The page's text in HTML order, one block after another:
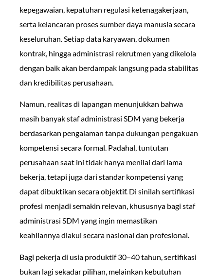
kepegawaian, kepatuhan regulasi ketenagakerjaan,
serta kelancaran proses sumber daya manusia secara
keseluruhan. Setiap data karyawan, dokumen
kontrak, hingga administrasi rekrutmen yang dikelola
dengan baik akan berdampak langsung pada stabilitas
dan kredibilitas perusahaan.
Namun, realitas di lapangan menunjukkan bahwa
masih banyak staf administrasi SDM yang bekerja
berdasarkan pengalaman tanpa dukungan pengakuan
kompetensi secara formal. Padahal, tuntutan
perusahaan saat ini tidak hanya menilai dari lama
bekerja, tetapi juga dari standar kompetensi yang
dapat dibuktikan secara objektif. Di sinilah sertifikasi
profesi menjadi semakin relevan, khususnya bagi staf
administrasi SDM yang ingin memastikan
keahliannya diakui secara nasional dan profesional.
Bagi pekerja di usia produktif 30–40 tahun, sertifikasi
bukan lagi sekadar pilihan, melainkan kebutuhan